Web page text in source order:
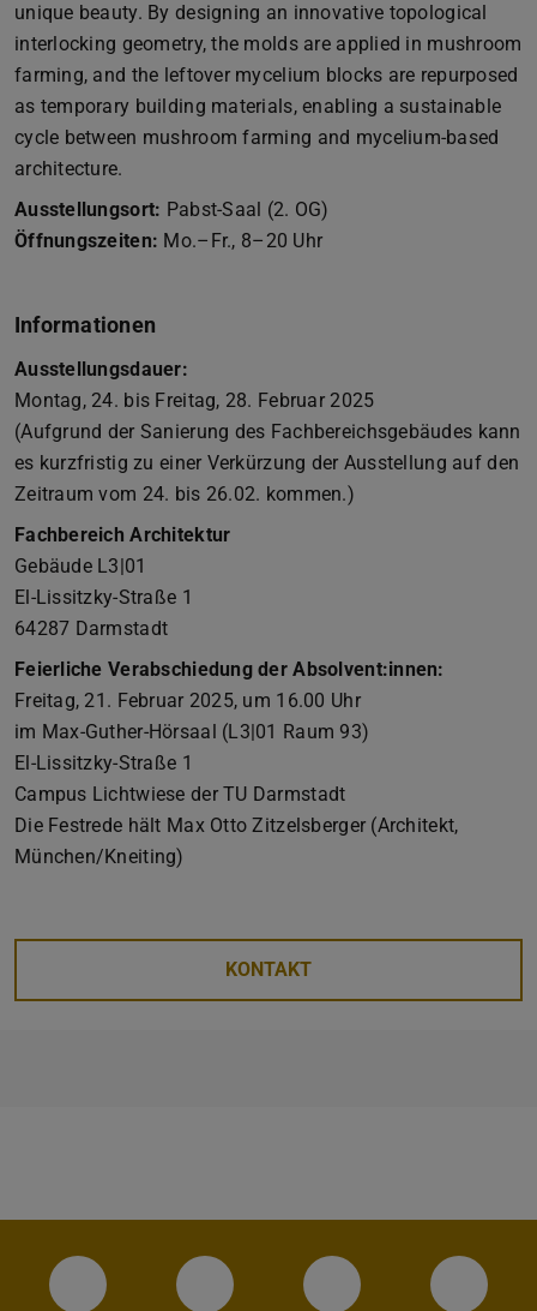
unique beauty. By designing an innovative topological
interlocking geometry, the molds are applied in mushroom
farming, and the leftover mycelium blocks are repurposed
as temporary building materials, enabling a sustainable
cycle between mushroom farming and mycelium-based
architecture.
Ausstellungsort: Pabst-Saal (2. OG)
Öffnungszeiten: Mo.–Fr., 8–20 Uhr
Informationen
Ausstellungsdauer:
Montag, 24. bis Freitag, 28. Februar 2025
(Aufgrund der Sanierung des Fachbereichsgebäudes kann
es kurzfristig zu einer Verkürzung der Ausstellung auf den
Zeitraum vom 24. bis 26.02. kommen.)
Fachbereich Architektur
Gebäude L3|01
El-Lissitzky-Straße 1
64287 Darmstadt
Feierliche Verabschiedung der Absolvent:innen:
Freitag, 21. Februar 2025, um 16.00 Uhr
im Max-Guther-Hörsaal (L3|01 Raum 93)
El-Lissitzky-Straße 1
Campus Lichtwiese der TU Darmstadt
Die Festrede hält Max Otto Zitzelsberger (Architekt,
München/Kneiting)
KONTAKT
Instagram-Seite des Fachbereichs
LinkedIn-Profil desFacebook-Seite